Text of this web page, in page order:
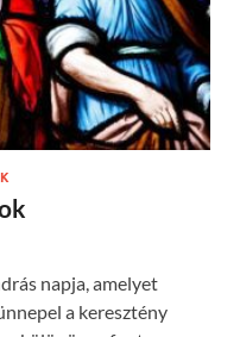
napja, amelyet
a keresztény